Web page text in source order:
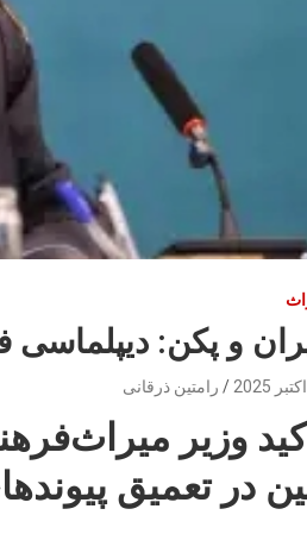
و پکن: دیپلماسی
رامتین ذرقانی
وزیر
در تعمیق